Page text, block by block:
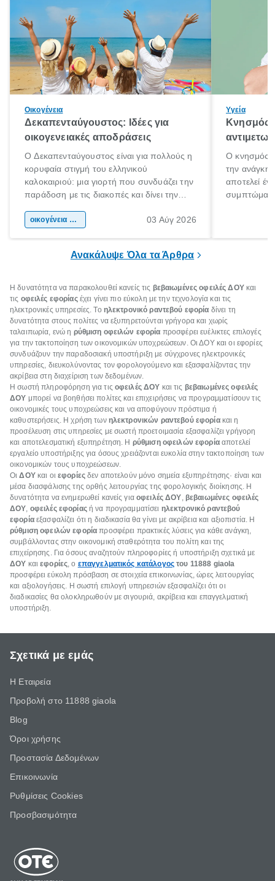
Οικογένεια
Δεκαπενταύγουστος: Ιδέες για
οικογενειακές αποδράσεις
Ο Δεκαπενταύγουστος είναι για πολλούς η
κορυφαία στιγμή του ελληνικού
καλοκαιριού: μια γιορτή που συνδυάζει την
παράδοση με τις διακοπές και δίνει την
χώρας. Είτε πρόκειται για λίγες μέρες
οικογένεια & παιδί 03 Αύγ 2026
Υγεία
Κνησμός:
Ο κνησμός
την ανάγκη
αποτελεί
Ανακάλυψε Όλα τα Άρθρα
Η δυνατότητα να παρακολουθεί κανείς τις βεβαιωμένες οφειλές ΔΟΥκαι
τις οφειλές εφορίαςέχει γίνει πιο εύκολη με την τεχνολογία και τις
ηλεκτρονικές υπηρεσίες. Το ηλεκτρονικό ραντεβού εφορία δίνει τη
δυνατότητα στους πολίτες να εξυπηρετούνται γρήγορα και χωρίς
ταλαιπωρία, ενώ η ρύθμιση οφειλών εφορία προσφέρει ευέλικτες επιλογές
για την τακτοποίηση των οικονομικών υποχρεώσεων. Οι ΔΟΥ και οι εφορίες
συνδυάζουν την παραδοσιακή υποστήριξη με σύγχρονες ηλεκτρονικές
υπηρεσίες, διευκολύνοντας τον φορολογούμενο και εξασφαλίζοντας την
ακρίβεια στη διαχείριση των δεδομένων.
Η σωστή πληροφόρηση για τις οφειλές ΔΟΥ και τις βεβαιωμένες οφειλές
ΔΟΥ μπορεί να βοηθήσει πολίτες και επιχειρήσεις να προγραμματίσουν τις
οικονομικές τους υποχρεώσεις και να αποφύγουν πρόστιμα ή
καθυστερήσεις. Η χρήση των ηλεκτρονικών ραντεβού εφορίακαι η
προσέλευση στις υπηρεσίες με σωστή προετοιμασία εξασφαλίζει γρήγορη
και αποτελεσματική εξυπηρέτηση. Η ρύθμιση οφειλών εφορίααποτελεί
εργαλείο υποστήριξης για όσους χρειάζονται ευκολία στην τακτοποίηση των
οικονομικών τους υποχρεώσεων.
ΟιΔΟΥκαι οι εφορίεςδεν αποτελούν μόνο σημεία εξυπηρέτησης· είναι και
μέσα διασφάλισης της ορθής λειτουργίας της φορολογικής διοίκησης. Η
δυνατότητα να ενημερωθεί κανείς γιαοφειλές ΔΟΥ, βεβαιωμένες οφειλές
ΔΟΥ, οφειλές εφορίαςή να προγραμματίσει ηλεκτρονικό ραντεβού
εφορίαεξασφαλίζει ότι η διαδικασία θα γίνει με ακρίβεια και αξιοπιστία. Η
ρύθμιση οφειλών εφορία προσφέρει πρακτικές λύσεις για κάθε ανάγκη,
συμβάλλοντας στην οικονομική σταθερότητα του πολίτη και της
επιχείρησης. Για όσους αναζητούν πληροφορίες ή υποστήριξη σχετικά με
ΔΟΥ καιεφορίες, ο επαγγελματικός κατάλογος του 11888 giaola
προσφέρει εύκολη πρόσβαση σε στοιχεία επικοινωνίας, ώρες λειτουργίας
και αξιολογήσεις. Η σωστή επιλογή υπηρεσιών εξασφαλίζει ότι οι
διαδικασίες θα ολοκληρωθούν με σιγουριά, ακρίβεια και επαγγελματική
υποστήριξη.
Σχετικά με εμάς
Η Εταιρεία
Προβολή στο 11888 giaola
Blog
Όροι χρήσης
Προστασία Δεδομένων
Επικοινωνία
Ρυθμίσεις Cookies
Προσβασιμότητα